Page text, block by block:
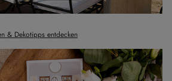
& Dekotipps entdecken